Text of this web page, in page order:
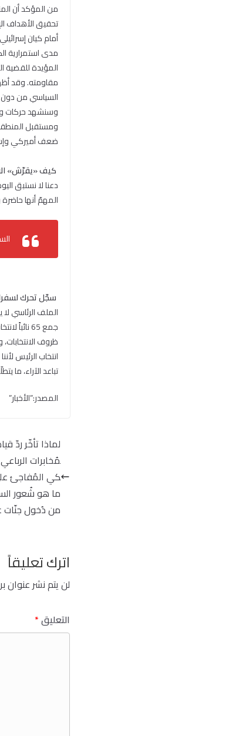
تحقيق الأهداف
أمام كيان
مدى استمرارية
المؤيدة للقضية
مقاومته. وقد
السياسي من دون
وسنشهد حركات
ومستقبل
ضعف أميركي
كيف «يقرّش»
دعنا لا نستبق
المهمّ أنها
سجّل تحرك
الملف الرئاسي
جمع 65
ظروف
انتخاب الرئيس
تباعد الآراء، ما
المصدر:”الأخبار”
لماذا تأخّر ردّ
مُخابرات
كي المُفاجئ
ما هو شُعور
من دُخول جنّات
اترك تعليقاً
لن يتم نشر عنوان
التعليق*